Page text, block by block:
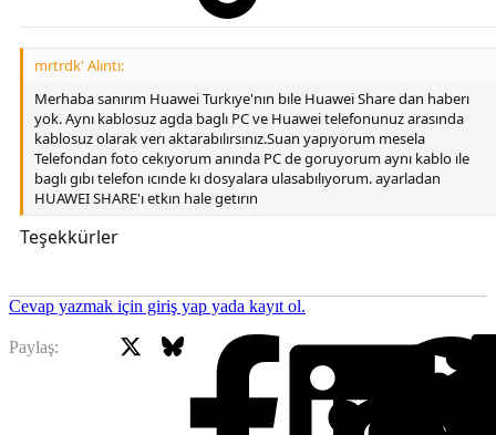
mrtrdk' Alıntı:
Merhaba sanırım Huawei Turkıye'nın bıle Huawei Share dan haberı
yok. Aynı kablosuz agda baglı PC ve Huawei telefonunuz arasında
kablosuz olarak verı aktarabılırsınız.Suan yapıyorum mesela
Telefondan foto cekıyorum anında PC de goruyorum aynı kablo ıle
baglı gıbı telefon ıcınde kı dosyalara ulasabılıyorum. ayarladan
HUAWEI SHARE'ı etkın hale getırın
Teşekkürler
Cevap yazmak için giriş yap yada kayıt ol.
Paylaş: Facebook
Bluesky